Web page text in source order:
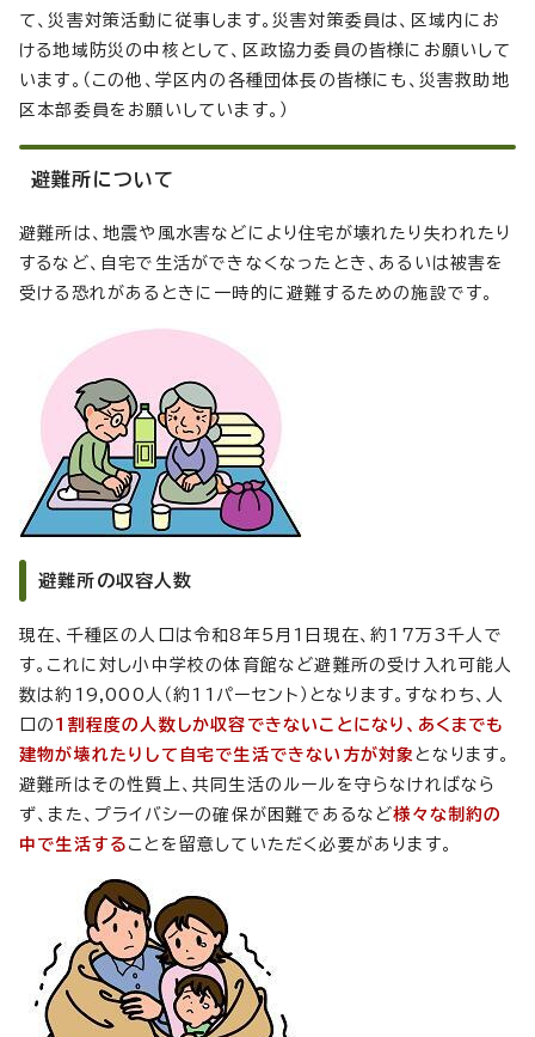
て、災害対策活動に従事します。災害対策委員は、区域内にお
ける地域防災の中核として、区政協力委員の皆様にお願いして
います。（この他、学区内の各種団体長の皆様にも、災害救助地
区本部委員をお願いしています。）
避難所について
避難所は、地震や風水害などにより住宅が壊れたり失われたり
するなど、自宅で生活ができなくなったとき、あるいは被害を
受ける恐れがあるときに一時的に避難するための施設です。
避難所の収容人数
現在、千種区の人口は令和8年5月1日現在、約17万3千人で
す。これに対し小中学校の体育館など避難所の受け入れ可能人
数は約19,000人（約11パーセント）となります。すなわち、人
口の 1割程度の人数しか収容できないことになり、あくまでも
建物が壊れたりして自宅で生活できない方が対象 となります。
避難所はその性質上、共同生活のルールを守らなければなら
ず、また、プライバシーの確保が困難であるなど様々な制約の
中で生活する ことを留意していただく必要があります。